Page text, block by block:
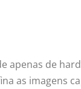
apenas de
as imagens